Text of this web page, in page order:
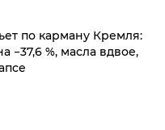
по карману Кремля:
−37,6 %, масла вдвое,